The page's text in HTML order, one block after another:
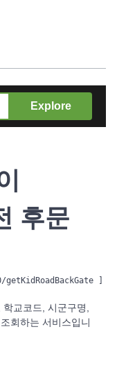
Explore
후문
교코드, 시군구명,
회하는 서비스입니